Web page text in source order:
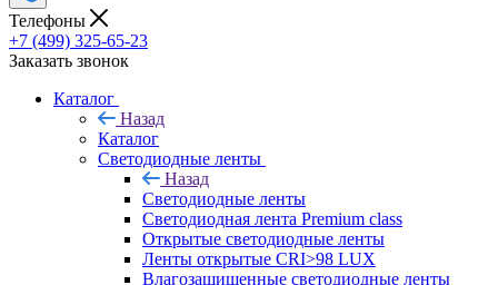
Телефоны
+7 (499) 325-65-23
Заказать звонок
Каталог
Назад
Каталог
Светодиодные ленты
Назад
Светодиодные ленты
Светодиодная лента Premium class
Открытые светодиодные ленты
Ленты открытые CRI>98 LUX
Влагозащищенные светодиодные ленты